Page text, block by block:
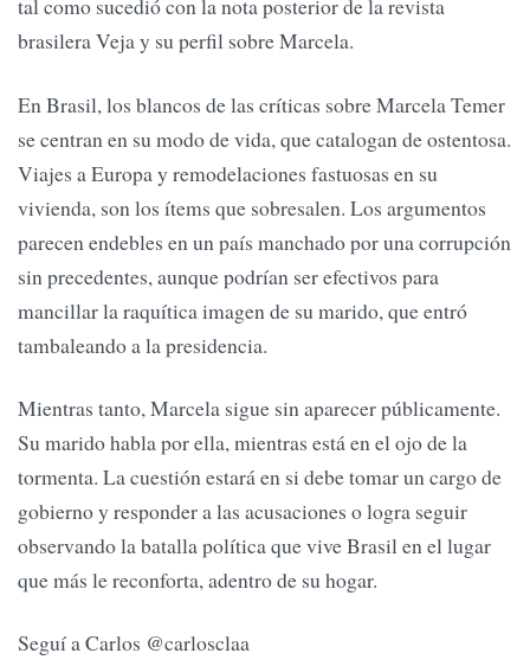
tal como sucedió con la nota posterior de la revista
brasilera Veja y su perfil sobre Marcela.
En Brasil, los blancos de las críticas sobre Marcela Temer
se centran en su modo de vida, que catalogan de ostentosa.
Viajes a Europa y remodelaciones fastuosas en su
vivienda, son los ítems que sobresalen. Los argumentos
parecen endebles en un país manchado por una corrupción
sin precedentes, aunque podrían ser efectivos para
mancillar la raquítica imagen de su marido, que entró
tambaleando a la presidencia.
Mientras tanto, Marcela sigue sin aparecer públicamente.
Su marido habla por ella, mientras está en el ojo de la
tormenta. La cuestión estará en si debe tomar un cargo de
gobierno y responder a las acusaciones o logra seguir
observando la batalla política que vive Brasil en el lugar
que más le reconforta, adentro de su hogar.
Seguí a Carlos @carlosclaa